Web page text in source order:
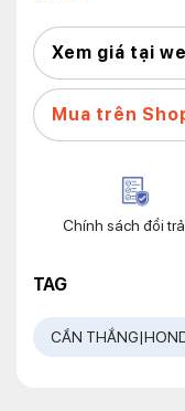
Xem giá tại
Mua trên
Chính sách đổi trả
TAG
CẦN